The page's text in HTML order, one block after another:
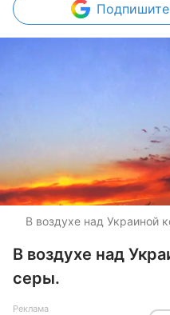
В воздухе над Украиной
В воздухе над
серы.
Реклама